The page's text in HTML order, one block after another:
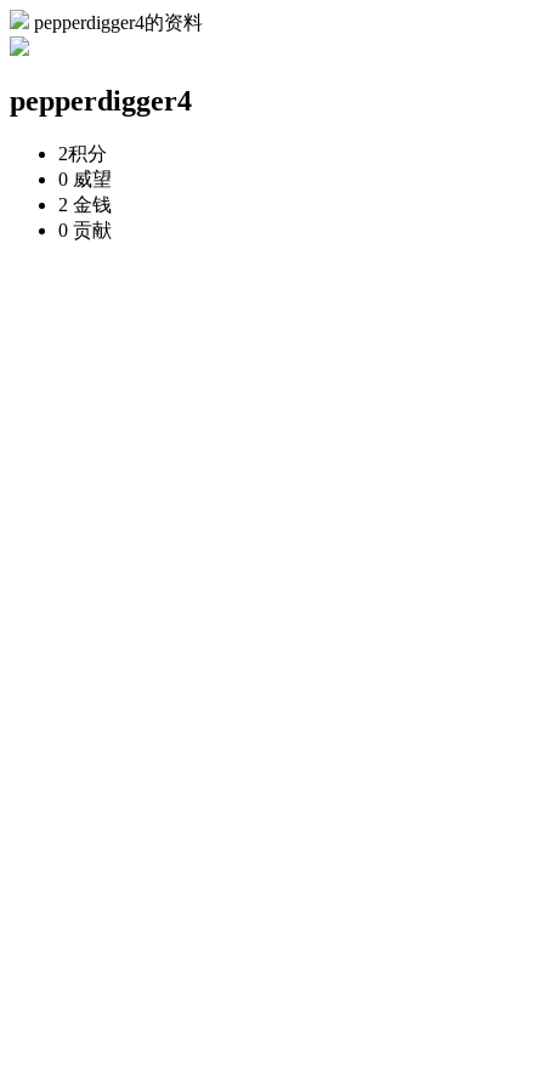
pepperdigger4的资料
pepperdigger4
2积分
0 威望
2 金钱
0 贡献